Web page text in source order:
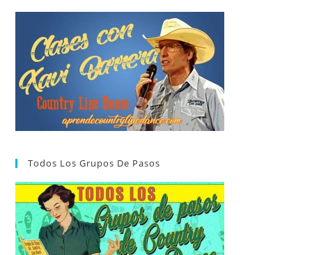
Todos Los Grupos De Pasos